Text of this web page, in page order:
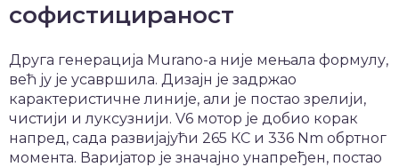
софистицираност
Друга генерација Murano-а није мењала формулу,
већ ју је усавршила. Дизајн је задржао
карактеристичне линије, али је постао зрелији,
чистији и луксузнији. V6 мотор је добио корак
напред, сада развијајући 265 КС и 336 Nm обртног
момента. Варијатор је значајно унапређен, постао